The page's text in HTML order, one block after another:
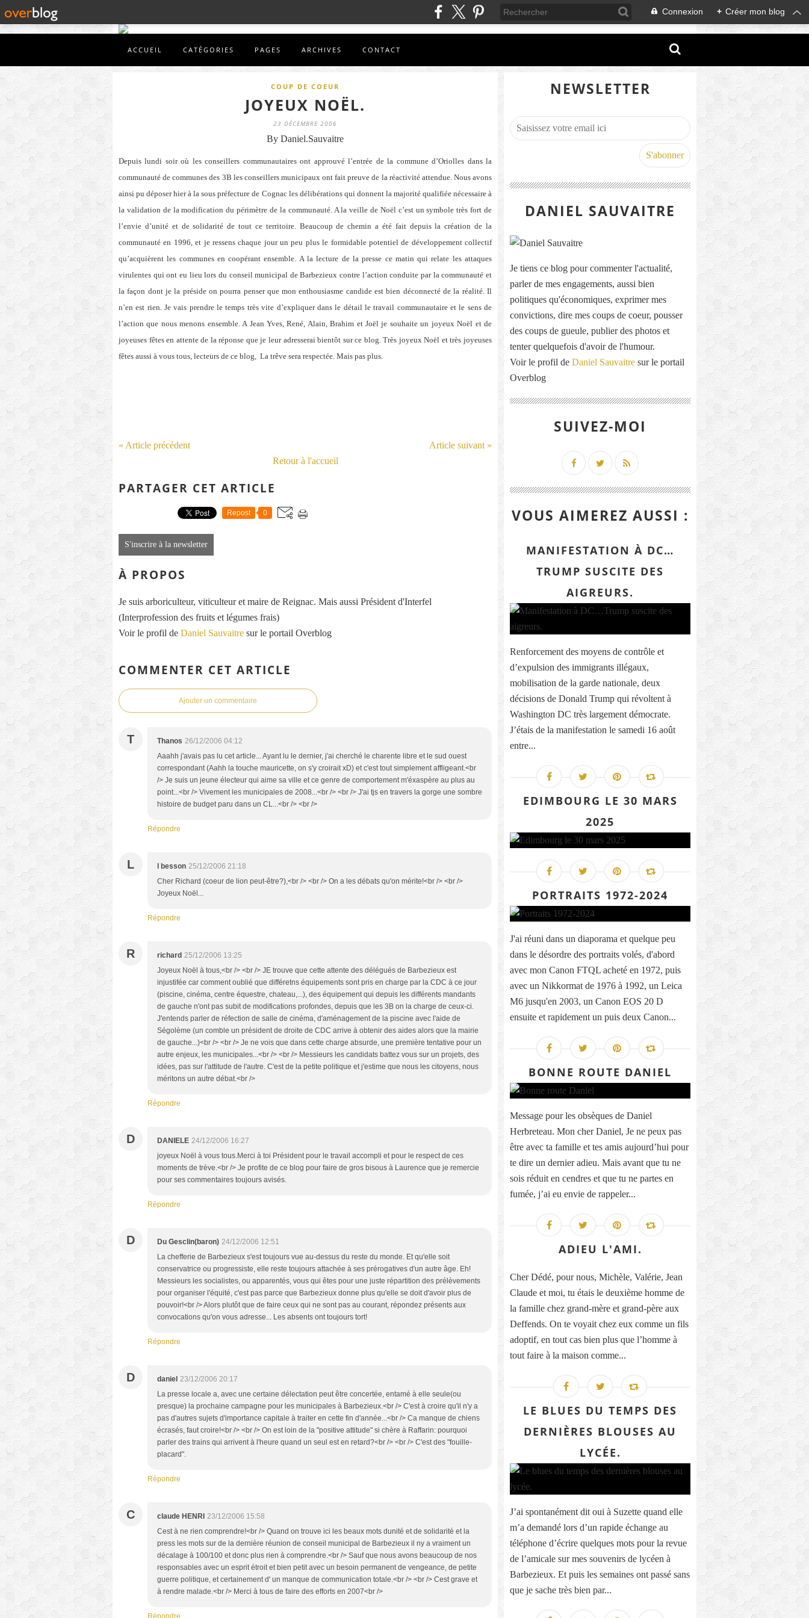
Connexion + Créer mon blog
ACCUEIL CATÉGORIES PAGES ARCHIVES CONTACT
COUP DE COEUR
JOYEUX NOËL.
23 DÉCEMBRE 2006
By Daniel.Sauvaitre
Depuis lundi soir où les conseillers communautaires ont approuvé l’entrée de la commune d’Oriolles dans la
communauté de communes des 3B les conseillers municipaux ont fait preuve de la réactivité attendue. Nous avons
ainsi pu déposer hier à la sous préfecture de Cognac les délibérations qui donnent la majorité qualifiée nécessaire à
la validation de la modification du périmètre de la communauté. A la veille de Noël c’est un symbole très fort de
l’envie d’unité et de solidarité de tout ce territoire. Beaucoup de chemin a été fait depuis la création de la
communauté en 1996, et je ressens chaque jour un peu plus le formidable potentiel de développement collectif
qu’acquièrent les communes en coopérant ensemble. A la lecture de la presse ce matin qui relate les attaques
virulentes qui ont eu lieu lors du conseil municipal de Barbezieux contre l’action conduite par la communauté et
la façon dont je la préside on pourra penser que mon enthousiasme candide est bien déconnecté de la réalité. Il
n’en est rien. Je vais prendre le temps très vite d’expliquer dans le détail le travail communautaire et le sens de
l’action que nous menons ensemble. A Jean Yves, René, Alain, Brahim et Joël je souhaite un joyeux Noël et de
joyeuses fêtes en attente de la réponse que je leur adresserai bientôt sur ce blog. Très joyeux Noël et très joyeuses
fêtes aussi à vous tous, lecteurs de ce blog, La trêve sera respectée. Mais pas plus.
« Article précédent
Article suivant »
Retour à l'accueil
PARTAGER CET ARTICLE
Repost 0
S'inscrire à la newsletter
À PROPOS
Je suis arboriculteur, viticulteur et maire de Reignac. Mais aussi Président d'Interfel
(Interprofession des fruits et légumes frais)
Voir le profil de Daniel Sauvaitre sur le portail Overblog
COMMENTER CET ARTICLE
Ajouter un commentaire
T Thanos 26/12/2006 04:12
Aaahh j'avais pas lu cet article... Ayant lu le dernier, j'ai cherché le charente libre et le sud ouest
correspondant (Aahh la touche mauricette, on s'y croirait xD) et c'est tout simplement affligeant.<br
/> Je suis un jeune électeur qui aime sa ville et ce genre de comportement m'éxaspère au plus au
point...<br /> Vivement les municipales de 2008...<br /> <br /> J'ai tjs en travers la gorge une sombre
histoire de budget paru dans un CL...<br /> <br />
Répondre
L l besson 25/12/2006 21:18
Cher Richard (coeur de lion peut-être?),<br /> <br /> On a les débats qu'on mérite!<br /> <br />
Joyeux Noël...
Répondre
R richard 25/12/2006 13:25
Joyeux Noël à tous,<br /> <br /> JE trouve que cette attente des délégués de Barbezieux est
injustifée car comment oublié que différetns équipements sont pris en charge par la CDC à ce jour
(piscine, cinéma, centre équestre, chateau,...), des équipement qui depuis les différents mandants
de gauche n'ont pas subit de modifications profondes, depuis que les 3B on la charge de ceux-ci.
J'entends parler de réfection de salle de cinéma, d'aménagement de la piscine avec l'aide de
Ségolème (un comble un président de droite de CDC arrive à obtenir des aides alors que la mairie
de gauche...)<br /> <br /> Je ne vois que dans cette charge absurde, une première tentative pour un
autre enjeux, les municipales...<br /> <br /> Messieurs les candidats battez vous sur un projets, des
idées, pas sur l'attitude de l'autre. C'est de la petite politique et j'estime que nous les citoyens, nous
méritons un autre débat.<br />
Répondre
D DANIELE 24/12/2006 16:27
joyeux Noël à vous tous.Merci à toi Président pour le travail accompli et pour le respect de ces
moments de trève.<br /> Je profite de ce blog pour faire de gros bisous à Laurence que je remercie
pour ses commentaires toujours avisés.
Répondre
D Du Gesclin(baron) 24/12/2006 12:51
La chefferie de Barbezieux s'est toujours vue au-dessus du reste du monde. Et qu'elle soit
conservatrice ou progressiste, elle reste toujours attachée à ses prérogatives d'un autre âge. Eh!
Messieurs les socialistes, ou apparentés, vous qui êtes pour une juste répartition des prélèvements
pour organiser l'équité, c'est pas parce que Barbezieux donne plus qu'elle se doit d'avoir plus de
pouvoir!<br /> Alors plutôt que de faire ceux qui ne sont pas au courant, répondez présents aux
convocations qu'on vous adresse... Les absents ont toujours tort!
Répondre
D daniel 23/12/2006 20:17
La presse locale a, avec une certaine délectation peut être concertée, entamé à elle seule(ou
presque) la prochaine campagne pour les municipales à Barbezieux.<br /> C'est à croire qu'il n'y a
pas d'autres sujets d'importance capitale à traiter en cette fin d'année...<br /> Ca manque de chiens
écrasés, faut croire!<br /> <br /> On est loin de la "positive attitude" si chère à Raffarin: pourquoi
parler des trains qui arrivent à l'heure quand un seul est en retard?<br /> <br /> C'est des "fouille-
placard".
Répondre
C claude HENRI 23/12/2006 15:58
Cest à ne rien comprendre!<br /> Quand on trouve ici les beaux mots dunité et de solidarité et la
press les mots sur de la dernière réunion de conseil municipal de Barbezieux il ny a vraiment un
décalage à 100/100 et donc plus rien à comprendre.<br /> Sauf que nous avons beaucoup de nos
responsables avec un esprit étroit et bien petit avec un besoin permanent de vengeance, de petite
guerre politique, et certainement d' un manque de communication totale.<br /> <br /> Cest grave et
à rendre malade.<br /> Merci à tous de faire des efforts en 2007<br />
NEWSLETTER
DANIEL SAUVAITRE
Je tiens ce blog pour commenter l'actualité,
parler de mes engagements, aussi bien
politiques qu'économiques, exprimer mes
convictions, dire mes coups de coeur, pousser
des coups de gueule, publier des photos et
tenter quelquefois d'avoir de l'humour.
Voir le profil de Daniel Sauvaitre sur le portail
Overblog
SUIVEZ-MOI
VOUS AIMEREZ AUSSI :
MANIFESTATION À DC…
TRUMP SUSCITE DES
AIGREURS.
Renforcement des moyens de contrôle et
d’expulsion des immigrants illégaux,
mobilisation de la garde nationale, deux
décisions de Donald Trump qui révoltent à
Washington DC très largement démocrate.
J’étais de la manifestation le samedi 16 août
entre...
EDIMBOURG LE 30 MARS
2025
PORTRAITS 1972-2024
J'ai réuni dans un diaporama et quelque peu
dans le désordre des portraits volés, d'abord
avec mon Canon FTQL acheté en 1972, puis
avec un Nikkormat de 1976 à 1992, un Leica
M6 jusqu'en 2003, un Canon EOS 20 D
ensuite et rapidement un puis deux Canon...
BONNE ROUTE DANIEL
Message pour les obsèques de Daniel
Herbreteau. Mon cher Daniel, Je ne peux pas
être avec ta famille et tes amis aujourd’hui pour
te dire un dernier adieu. Mais avant que tu ne
sois réduit en cendres et que tu ne partes en
fumée, j’ai eu envie de rappeler...
ADIEU L'AMI.
Cher Dédé, pour nous, Michèle, Valérie, Jean
Claude et moi, tu étais le deuxième homme de
la famille chez grand-mère et grand-père aux
Deffends. On te voyait chez eux comme un fils
adoptif, en tout cas bien plus que l’homme à
tout faire à la maison comme...
LE BLUES DU TEMPS DES
DERNIÈRES BLOUSES AU
LYCÉE.
J’ai spontanément dit oui à Suzette quand elle
m’a demandé lors d’un rapide échange au
téléphone d’écrire quelques mots pour la revue
de l’amicale sur mes souvenirs de lycéen à
Barbezieux. Et puis les semaines ont passé sans
que je sache très bien par...